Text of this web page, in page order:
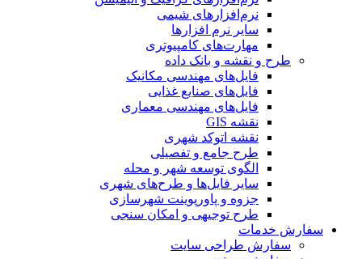
نرم‌افزارهای شیمی
سایر نرم افزارها
مهارت‌های کامپیوتری
طرح و نقشه و بانک داده
فایل‌های مهندسی مکانیک
فایل‌های صنایع غذایی
فایل‌های مهندسی معماری
نقشه GIS
نقشه اتوکد شهری
طرح جامع و تفصیلی
الگوی توسعه شهر و محله
سایر فایل‌ها و طرح‌های شهری
جزوه و پاورپوینت شهرسازی
طرح توجیهی و امکان سنجی
سفارش خدمات
سفارش طراحی سایت